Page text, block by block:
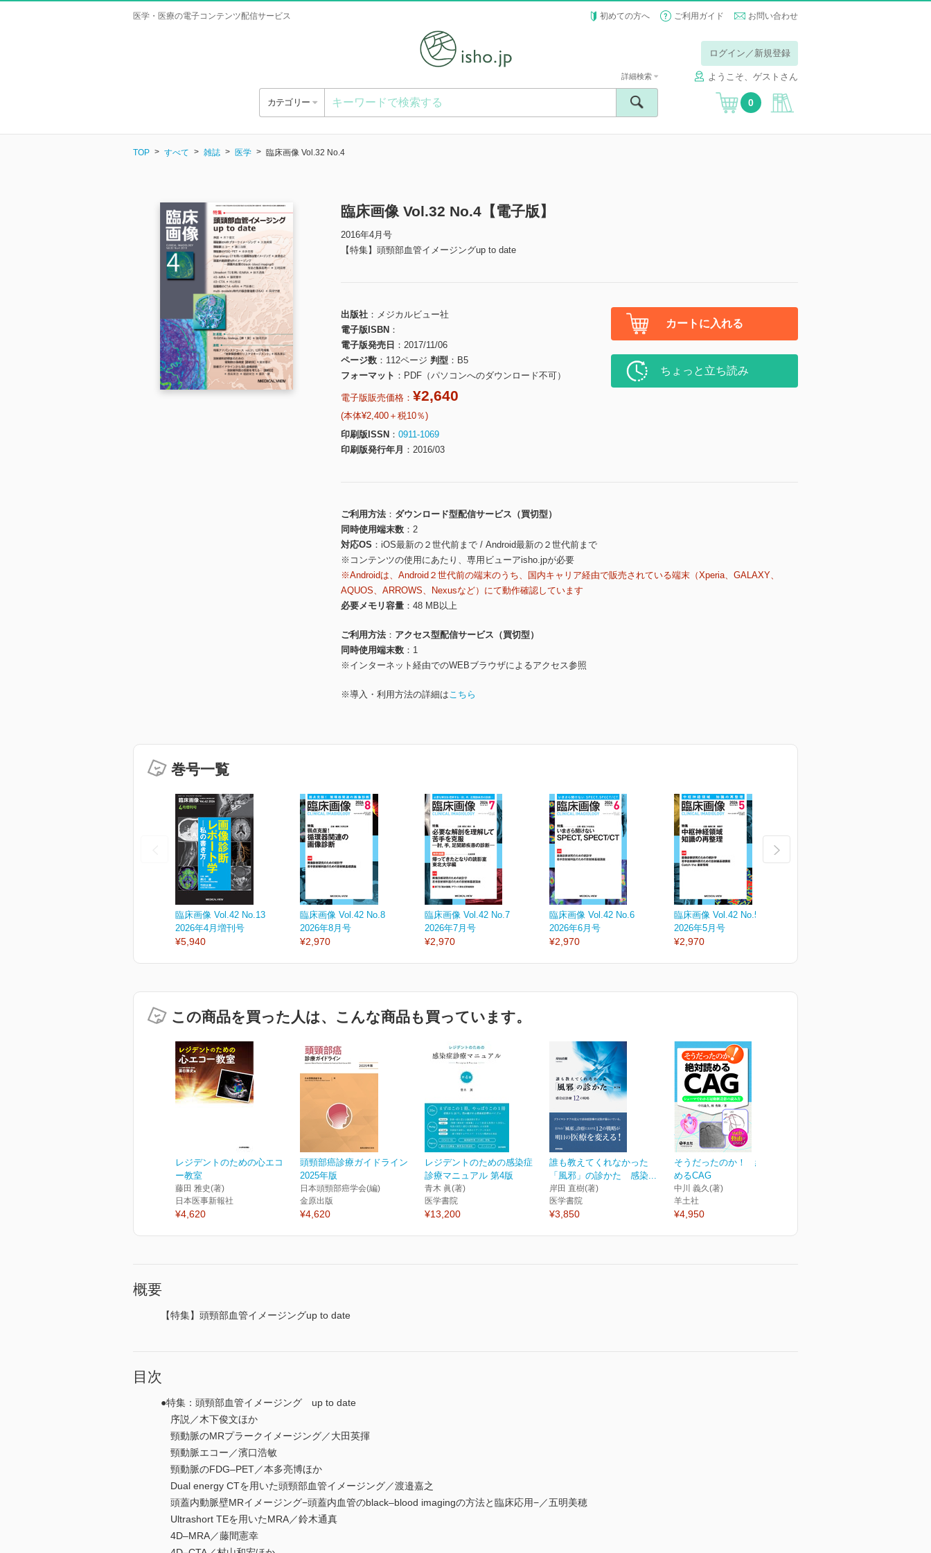
医学・医療の電子コンテンツ配信サービス 初めての方へ ご利用ガイド お問い合わせ
ログイン／新規登録
ようこそ、ゲストさん
カテゴリー
詳細検索
0
TOP すべて 雑誌 医学 臨床画像 Vol.32 No.4
臨床画像 Vol.32 No.4【電子版】
2016年4月号
【特集】頭頸部血管イメージングup to date
出版社
メジカルビュー社
電子版ISBN
電子版発売日
2017/11/06
ページ数
112ページ 判型
B5
フォーマット
PDF（パソコンへのダウンロード不可）
電子版販売価格： ¥2,640
(本体¥2,400＋税10％)
印刷版ISSN
0911-1069
印刷版発行年月
2016/03
カートに入れる
ちょっと立ち読み
ご利用方法
ダウンロード型配信サービス（買切型）
同時使用端末数
2
対応OS
iOS最新の２世代前まで / Android最新の２世代前まで
※コンテンツの使用にあたり、専用ビューアisho.jpが必要
※Androidは、Android２世代前の端末のうち、国内キャリア経由で販売されている端末（Xperia、GALAXY、
AQUOS、ARROWS、Nexusなど）にて動作確認しています
必要メモリ容量
48 MB以上
ご利用方法
アクセス型配信サービス（買切型）
同時使用端末数
1
※インターネット経由でのWEBブラウザによるアクセス参照
※導入・利用方法の詳細はこちら
巻号一覧
臨床画像 Vol.42 No.13
2026年4月増刊号
¥5,940
臨床画像 Vol.42 No.8
2026年8月号
¥2,970
臨床画像 Vol.42 No.7
2026年7月号
¥2,970
臨床画像 Vol.42 No.6
2026年6月号
¥2,970
臨床画像 Vol.42 No.5
2026年5月号
¥2,970
この商品を買った人は、こんな商品も買っています。
レジデントのための心エコ
ー教室
藤田 雅史(著)
日本医事新報社
¥4,620
頭頸部癌診療ガイドライン
2025年版
日本頭頸部癌学会(編)
金原出版
¥4,620
レジデントのための感染症
診療マニュアル 第4版
青木 眞(著)
医学書院
¥13,200
誰も教えてくれなかった
「風邪」の診かた 感染...
岸田 直樹(著)
医学書院
¥3,850
そうだったのか！ 絶対読
めるCAG
中川 義久(著)
羊土社
¥4,950
概要
【特集】頭頸部血管イメージングup to date
目次
●特集：頭頸部血管イメージング up to date
序説／木下俊文ほか
頸動脈のMRプラークイメージング／大田英揮
頸動脈エコー／濱口浩敏
頸動脈のFDG–PET／本多亮博ほか
Dual energy CTを用いた頭頸部血管イメージング／渡邉嘉之
頭蓋内動脈壁MRイメージング−頭蓋内血管のblack–blood imagingの方法と臨床応用−／五明美穂
Ultrashort TEを用いたMRA／鈴木通真
4D–MRA／藤間憲幸